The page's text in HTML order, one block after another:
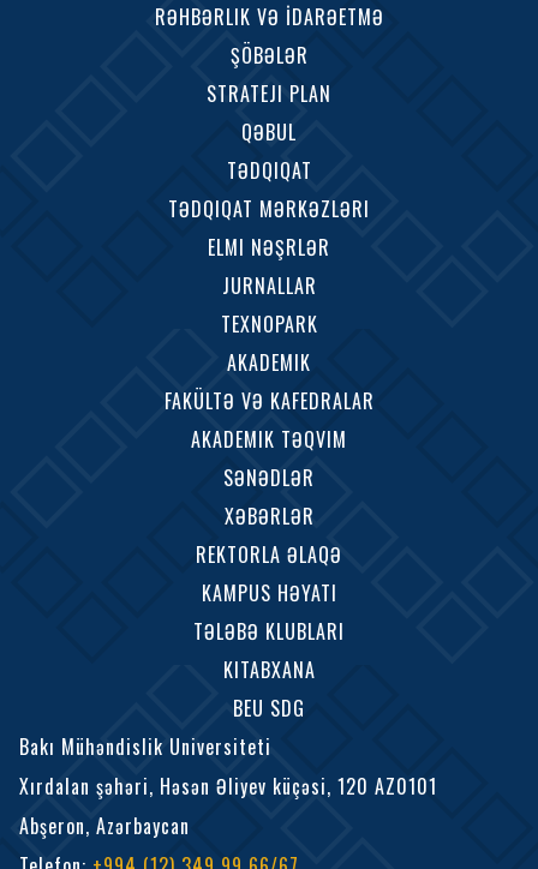
RƏHBƏRLIK VƏ İDARƏETMƏ
ŞÖBƏLƏR
STRATEJI PLAN
QƏBUL
TƏDQIQAT
TƏDQIQAT MƏRKƏZLƏRI
ELMI NƏŞRLƏR
JURNALLAR
TEXNOPARK
AKADEMIK
FAKÜLTƏ VƏ KAFEDRALAR
AKADEMIK TƏQVIM
SƏNƏDLƏR
XƏBƏRLƏR
REKTORLA ƏLAQƏ
KAMPUS HƏYATI
TƏLƏBƏ KLUBLARI
KITABXANA
BEU SDG
Bakı Mühəndislik Universiteti
Xırdalan şəhəri, Həsən Əliyev küçəsi, 120 AZ0101
Abşeron, Azərbaycan